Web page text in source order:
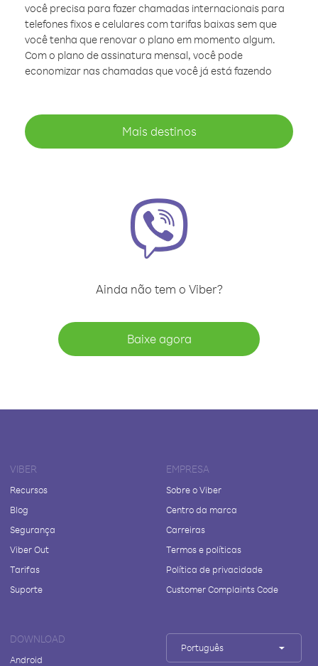
você precisa para fazer chamadas internacionais para
telefones fixos e celulares com tarifas baixas sem que
você tenha que renovar o plano em momento algum.
Com o plano de assinatura mensal, você pode
economizar nas chamadas que você já está fazendo
Mais destinos
Ainda não tem o Viber?
Baixe agora
VIBER
Recursos
Blog
Segurança
Viber Out
Tarifas
Suporte
EMPRESA
Sobre o Viber
Centro da marca
Carreiras
Termos e políticas
Política de privacidade
Customer Complaints Code
DOWNLOAD
Android
Português